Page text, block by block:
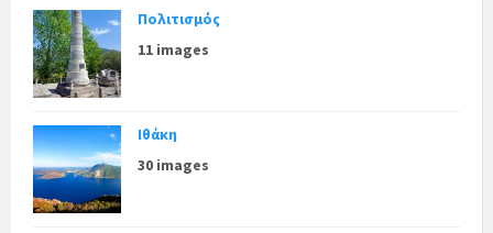
Πολιτισμός
11 images
Ιθάκη
30 images